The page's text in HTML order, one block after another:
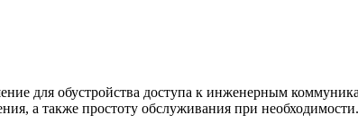
для обустройства доступа к инженерным
а также простоту обслуживания при необходимости.